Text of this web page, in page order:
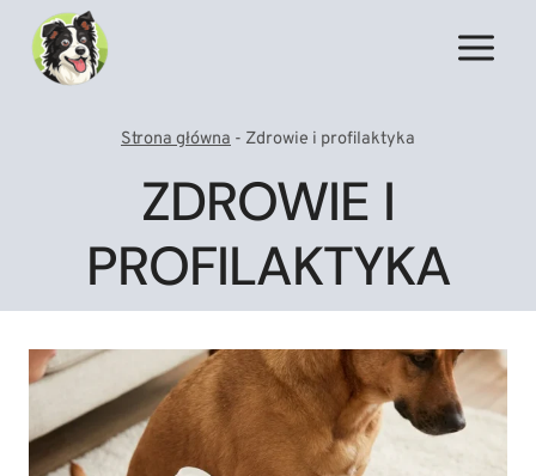
Przejdź
treści
Strona główna - Zdrowie i profilaktyka
ZDROWIE I
PROFILAKTYKA